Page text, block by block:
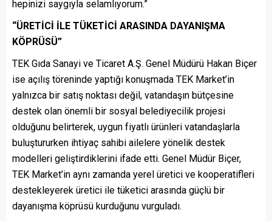
hepinizi saygıyla selamlıyorum.”
“ÜRETİCİ İLE TÜKETİCİ ARASINDA DAYANIŞMA
KÖPRÜSÜ”
TEK Gıda Sanayi ve Ticaret A.Ş. Genel Müdürü Hakan Biçer
ise açılış töreninde yaptığı konuşmada TEK Market’in
yalnızca bir satış noktası değil, vatandaşın bütçesine
destek olan önemli bir sosyal belediyecilik projesi
olduğunu belirterek, uygun fiyatlı ürünleri vatandaşlarla
buluştururken ihtiyaç sahibi ailelere yönelik destek
modelleri geliştirdiklerini ifade etti. Genel Müdür Biçer,
TEK Market’in aynı zamanda yerel üretici ve kooperatifleri
destekleyerek üretici ile tüketici arasında güçlü bir
dayanışma köprüsü kurduğunu vurguladı.